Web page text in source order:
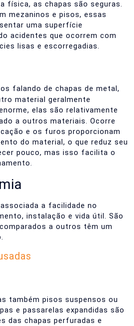
física, as chapas são seguras.
mezaninos e pisos, essas
uma superfície
acidentes que ocorrem com
lisas e escorregadias.
falando de chapas de metal,
material geralmente
elas são relativamente
a outros materiais. Ocorre
e os furos proporcionam
do material, o que reduz seu
pouco, mas isso facilita o
a facilidade no
instalação e vida útil. São
a outros têm um
também pisos suspensos ou
e passarelas expandidas são
das chapas perfuradas e